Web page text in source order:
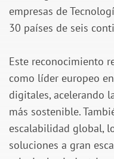
empresas de
30 países de seis
Este reconocimiento
como líder europeo
digitales, acelerando
más sostenible.
escalabilidad global,
soluciones a gran